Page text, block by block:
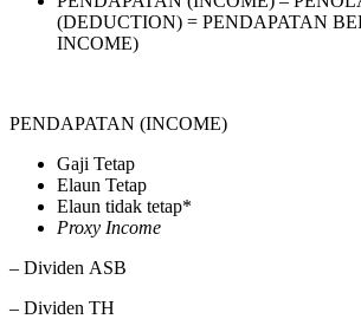
(DEDUCTION) = PENDAPATAN
INCOME)
PENDAPATAN (INCOME)
Gaji Tetap
Elaun Tetap
Elaun tidak tetap*
Proxy Income
– Dividen ASB
– Dividen TH